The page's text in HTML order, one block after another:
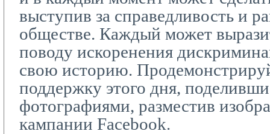
выступив за справедливость и
обществе. Каждый может
поводу искоренения
свою историю.
поддержку этого дня,
фотографиями, разместив
кампании Facebook.